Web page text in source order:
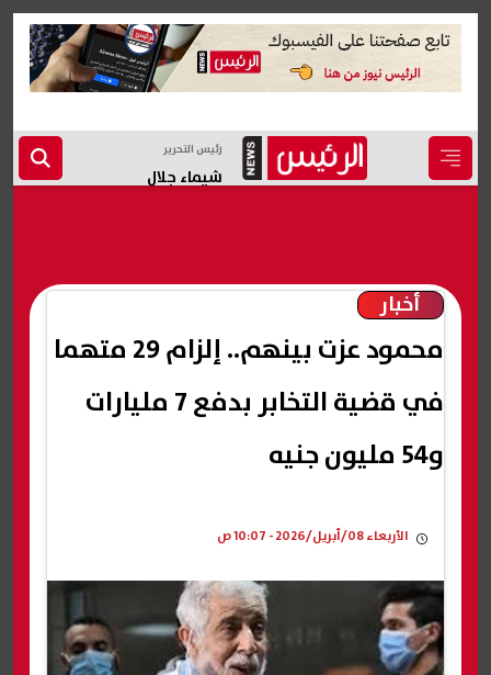
رئيس التحرير
شيماء جلال
أخبار
محمود عزت بينهم.. إلزام 29 متهما
في قضية التخابر بدفع 7 مليارات
و54 مليون جنيه
الأربعاء 08/أبريل/2026 - 10:07 ص